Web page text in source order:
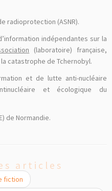
radioprotection (ASNR).
indépendantes sur la
(laboratoire) française,
catastrophe de Tchernobyl.
et de lutte anti-nucléaire
et écologique du
de Normandie.
articles
fiction